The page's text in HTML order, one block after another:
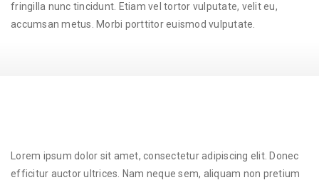
fringilla nunc tincidunt. Etiam vel tortor vulputate, velit eu,
accumsan metus. Morbi porttitor euismod vulputate.
Lorem ipsum dolor sit amet, consectetur adipiscing elit. Donec
efficitur auctor ultrices. Nam neque sem, aliquam non pretium